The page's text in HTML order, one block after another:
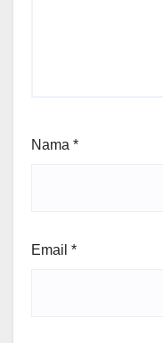
Nama *
Email *